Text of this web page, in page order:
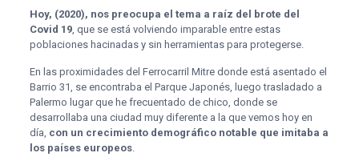
Hoy, (2020), nos preocupa el tema a raíz del brote del
Covid 19, que se está volviendo imparable entre estas
poblaciones hacinadas y sin herramientas para protegerse.
En las proximidades del Ferrocarril Mitre donde está asentado el
Barrio 31, se encontraba el Parque Japonés, luego trasladado a
Palermo lugar que he frecuentado de chico, donde se
desarrollaba una ciudad muy diferente a la que vemos hoy en
día, con un crecimiento demográfico notable que imitaba a
los países europeos.